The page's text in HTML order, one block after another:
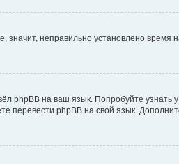
неправильно установлено время
phpBB на ваш язык. Попробуйте
перевести phpBB на свой язык.